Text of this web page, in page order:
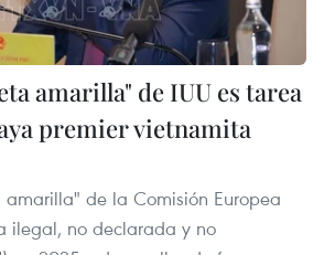
amarilla" de IUU es tarea
premier vietnamita
de la Comisión Europea
ilegal, no declarada y no